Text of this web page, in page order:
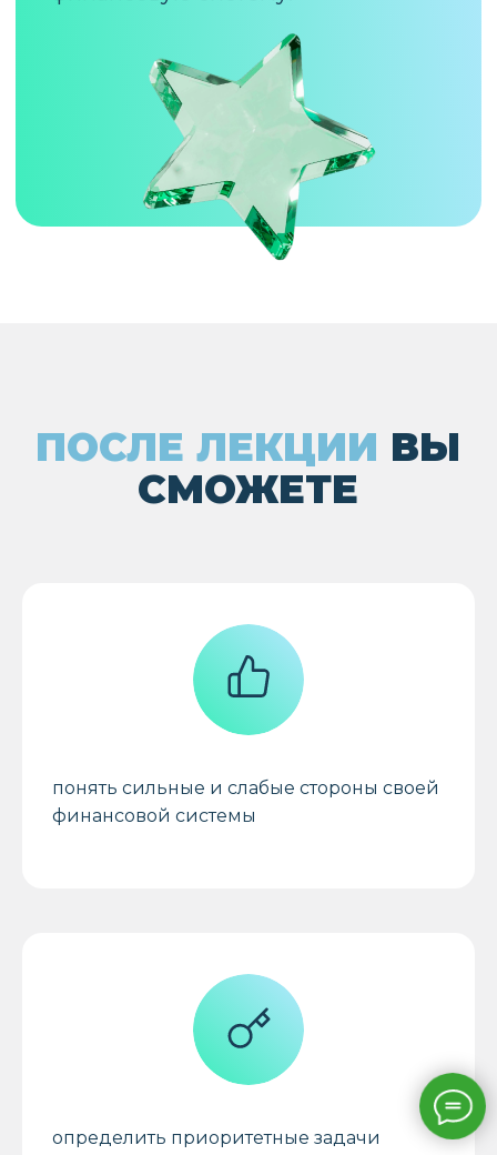
понять сильные и слабые стороны своей
финансовой системы
определить приоритетные задачи
ДОСТУП К ЛЕКЦИИ
В СОСТАВЕ
ВСЕЛЕННОЙ